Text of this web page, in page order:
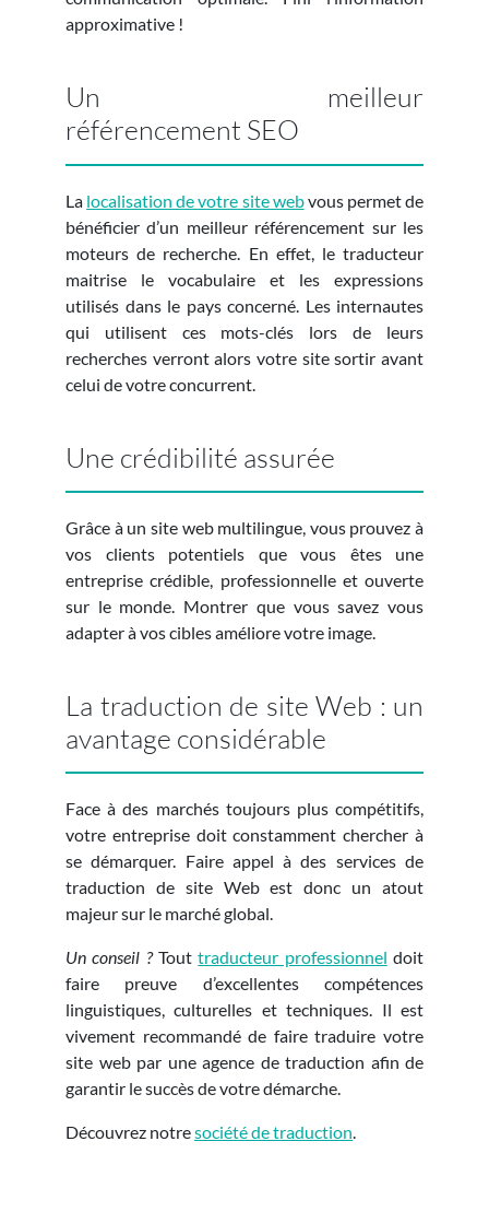
approximative !
Un meilleur
référencement SEO
La localisation de votre site webvous permet de
bénéficier d’un meilleur référencement sur les
moteurs de recherche. En effet, le traducteur
maitrise le vocabulaire et les expressions
utilisés dans le pays concerné. Les internautes
qui utilisent ces mots-clés lors de leurs
recherches verront alors votre site sortir avant
celui de votre concurrent.
Une crédibilité assurée
Grâce à un site web multilingue, vous prouvez à
vos clients potentiels que vous êtes une
entreprise crédible, professionnelle et ouverte
sur le monde. Montrer que vous savez vous
adapter à vos cibles améliore votre image.
La traduction de site Web : un
avantage considérable
Face à des marchés toujours plus compétitifs,
votre entreprise doit constamment chercher à
se démarquer. Faire appel à des services de
traduction de site Web est donc un atout
majeur sur le marché global.
Un conseil ? Touttraducteur professionnel doit
faire preuve d’excellentes compétences
linguistiques, culturelles et techniques. Il est
vivement recommandé de faire traduire votre
site web par une agence de traduction afin de
garantir le succès de votre démarche.
Découvrez notresociété de traduction.